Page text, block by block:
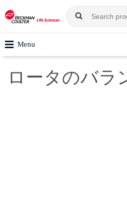
Menu
ロータのバラ